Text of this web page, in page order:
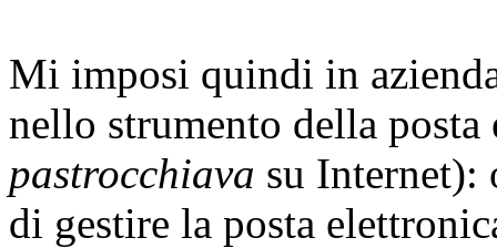
Mi imposi quindi in
nello strumento della
pastrocchiava su
di gestire la posta